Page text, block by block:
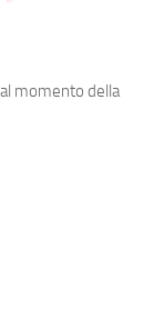
momento della